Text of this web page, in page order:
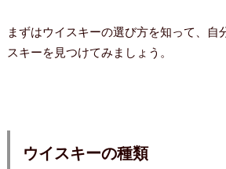
まずはウイスキーの選び方を知って、自
スキーを見つけてみましょう。
ウイスキーの種類